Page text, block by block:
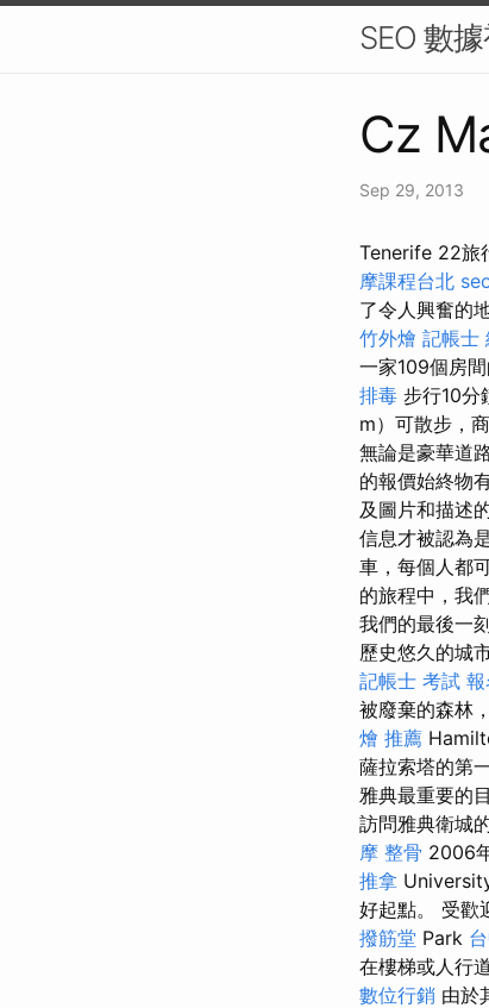
SEO 數
Cz
Sep 29, 2013
Tenerife 22旅
摩課程台北
了令人興奮的
竹外燴 記帳士
一家109個房
排毒 步行10分
m）可散步，
無論是豪華道
的報價始終物
及圖片和描述
信息才被認為
車，每個人都
的旅程中，我
我們的最後一
歷史悠久的城
記帳士 考試 報
被廢棄的森林
燴 推薦
薩拉索塔的第
雅典最重要的
訪問雅典衛城
摩 整骨 2006
推拿
好起點。 受
撥筋堂 Park
在樓梯或人行
數位行銷 由於